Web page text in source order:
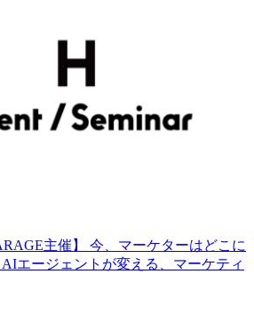
主催】 今、マーケターはどこに
エージェントが変える、マーケティ